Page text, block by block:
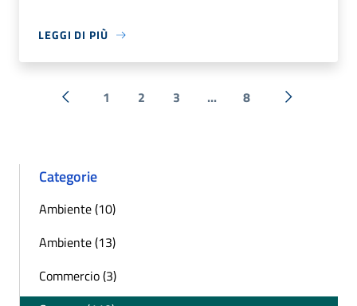
LEGGI DI PIÙ
« Precedente
1 2 3 ... 8 Successiva
Categorie
Ambiente (10)
Ambiente (13)
Commercio (3)